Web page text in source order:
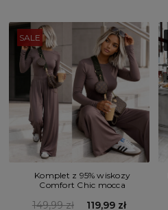
SALE
Komplet z 95% wiskozy
Comfort Chic mocca
149,99 zł 119,99 zł